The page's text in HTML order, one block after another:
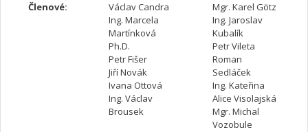
Členové:
Václav Candra
Ing. Marcela
Martínková
Ph.D.
Petr Fišer
Jiří Novák
Ivana Ottová
Ing. Václav
Brousek
Mgr. Karel Götz
Ing. Jaroslav
Kubalík
Petr Vileta
Roman
Sedláček
Ing. Kateřina
Alice Visolajská
Mgr. Michal
Vozobule